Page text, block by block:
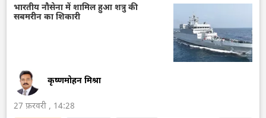
सैन्य तकनीकी सहयोग
सैन्य अभ्यास
भारतीय नौसेना में शामिल हुआ शत्रु की
सबमरीन का शिकारी
कृष्णमोहन मिश्रा
27 फ़रवरी , 14:28